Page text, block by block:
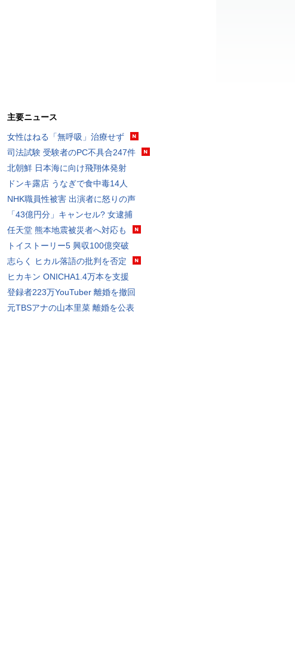
主要ニュース
女性はねる「無呼吸」治療せず
司法試験 受験者のPC不具合247件
北朝鮮 日本海に向け飛翔体発射
ドンキ露店 うなぎで食中毒14人
NHK職員性被害 出演者に怒りの声
「43億円分」キャンセル? 女逮捕
任天堂 熊本地震被災者へ対応も
トイストーリー5 興収100億突破
志らく ヒカル落語の批判を否定
ヒカキン ONICHA1.4万本を支援
登録者223万YouTuber 離婚を撤回
元TBSアナの山本里菜 離婚を公表